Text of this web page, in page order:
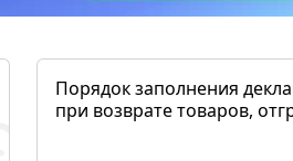
Порядок заполнения
при возврате товаров,